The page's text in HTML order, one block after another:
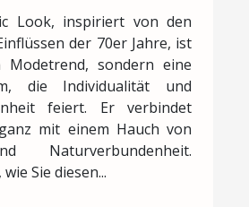
Look, inspiriert von den
der 70er Jahre, ist
sondern eine
die Individualität und
feiert. Er verbindet
mit einem Hauch von
Naturverbundenheit.
Sie diesen...